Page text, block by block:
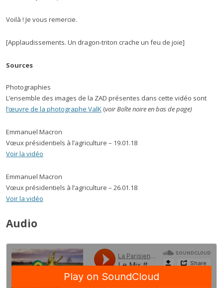
Voilà ! Je vous remercie.
[Applaudissements. Un dragon-triton crache un feu de joie]
Sources
Photographies
L’ensemble des images de la ZAD présentes dans cette vidéo sont
l’œuvre de la photographe ValK (voir Boîte noireen bas de page)
Emmanuel Macron
Vœux présidentiels à l’agriculture – 19.01.18
Voir la vidéo
Emmanuel Macron
Vœux présidentiels à l’agriculture – 26.01.18
Voir la vidéo
Audio